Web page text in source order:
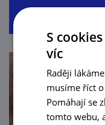
S
víc
Raději
musíme říct
Pomáhají se
tomto webu,